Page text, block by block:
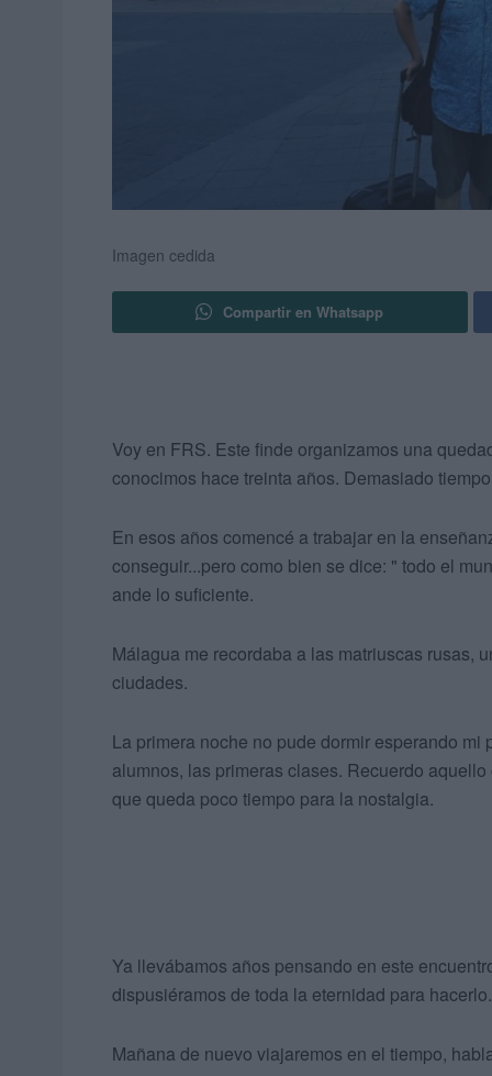
Imagen cedida
Compartir en Whatsapp
Voy en FRS. Este finde organizamos una
conocimos hace treinta años. Demasiado
En esos años comencé a trabajar en la
conseguir...pero como bien se dice: " todo el
ande lo suficiente.
Málagua me recordaba a las matriuscas rusas,
ciudades.
La primera noche no pude dormir esperando
alumnos, las primeras clases. Recuerdo
que queda poco tiempo para la nostalgia.
Ya llevábamos años pensando en este
dispusiéramos de toda la eternidad para hacerlo.
Mañana de nuevo viajaremos en el tiempo,